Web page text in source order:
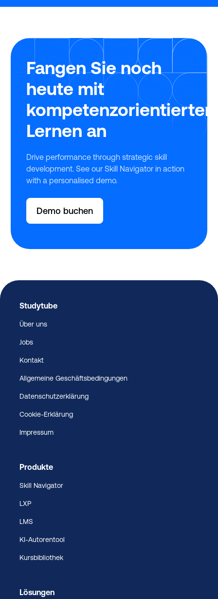
Fangen Sie noch
heute mit
Lernen an
Drive performance through strategic skill
development. See our Skill Navigator in action
with a personalised demo.
Demo buchen
Studytube
Über uns
Jobs
Kontakt
Allgemeine Geschäftsbedingungen
Datenschutzerklärung
Cookie-Erklärung
Impressum
Produkte
Skill Navigator
LXP
LMS
KI-Autorentool
Kursbibliothek
Lösungen